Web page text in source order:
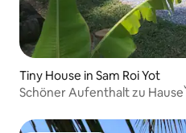
Tiny House in Sam Roi Yot
Schöner Aufenthalt zu Hause